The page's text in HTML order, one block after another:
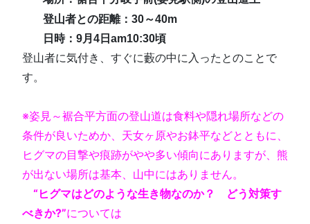
登山者との距離：30～40m
日時：9月4日am10:30頃
登山者に気付き、すぐに藪の中に入ったとのことで
す。
※姿見～裾合平方面の登山道は食料や隠れ場所などの
条件が良いためか、天女ヶ原やお鉢平などとともに、
ヒグマの目撃や痕跡がやや多い傾向にありますが、熊
が出ない場所は基本、山中にはありません。
“ヒグマはどのような生き物なのか？ どう対策す
べきか?”については